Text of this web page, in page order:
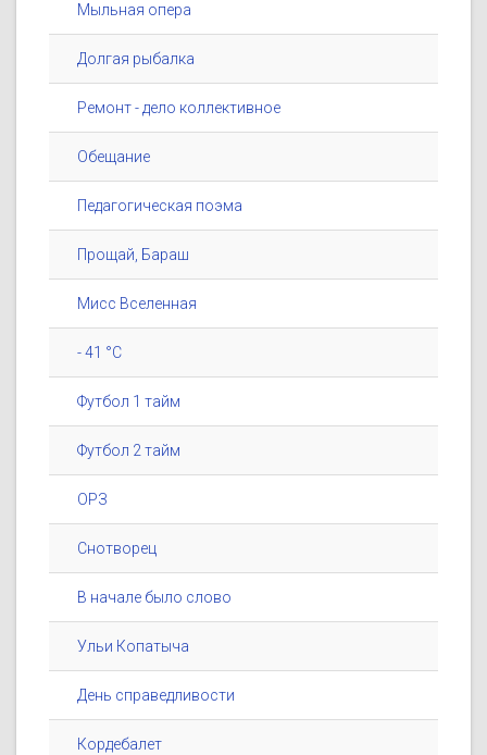
Мыльная опера
Долгая рыбалка
Ремонт - дело коллективное
Обещание
Педагогическая поэма
Прощай, Бараш
Мисс Вселенная
- 41 °C
Футбол 1 тайм
Футбол 2 тайм
ОРЗ
Снотворец
В начале было слово
Ульи Копатыча
День справедливости
Кордебалет